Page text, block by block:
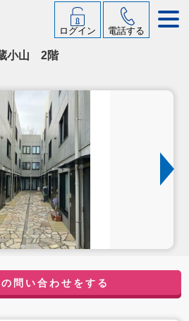
ログイン 電話する
小山 2階
問い合わせをする